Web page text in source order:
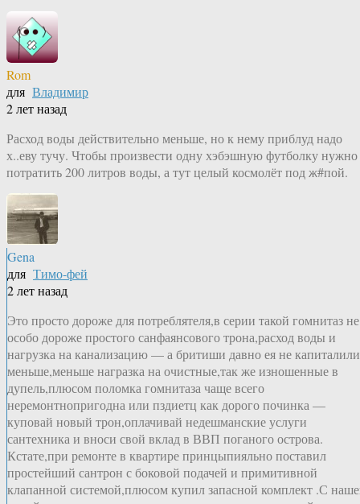
Rom
для Владимир
2 лет назад
Расход воды действительно меньше, но к нему приблуд надо
х..еву тучу. Чтобы произвести одну хэбэшную футболку нужно
потратить 200 литров воды, а тут целый космолёт под ж#пой.
Gena
для Тимо-фей
2 лет назад
Это просто дороже для потреблятеля,в серии такой гомнитаз не
особо дороже простого санфаянсового трона,расход воды и
нагрузка на канализацию — а бритиши давно ея не
меньше,меньше награзка на очистные,так же изношенные в
дупель,плюсом поломка гомнитаза чаще всего
неремонтнопригодна или пздиетц как дорого починка —
куповай новый трон,оплачивай недешманские услуги
сантехника и вноси свой вклад в ВВП поганого острова.
Кстате,при ремонте в квартире принцыпияльно поставил
простейший сантрон с боковой подачей и примитивной
клапанной системой,плюсом купил запасной комплект .С